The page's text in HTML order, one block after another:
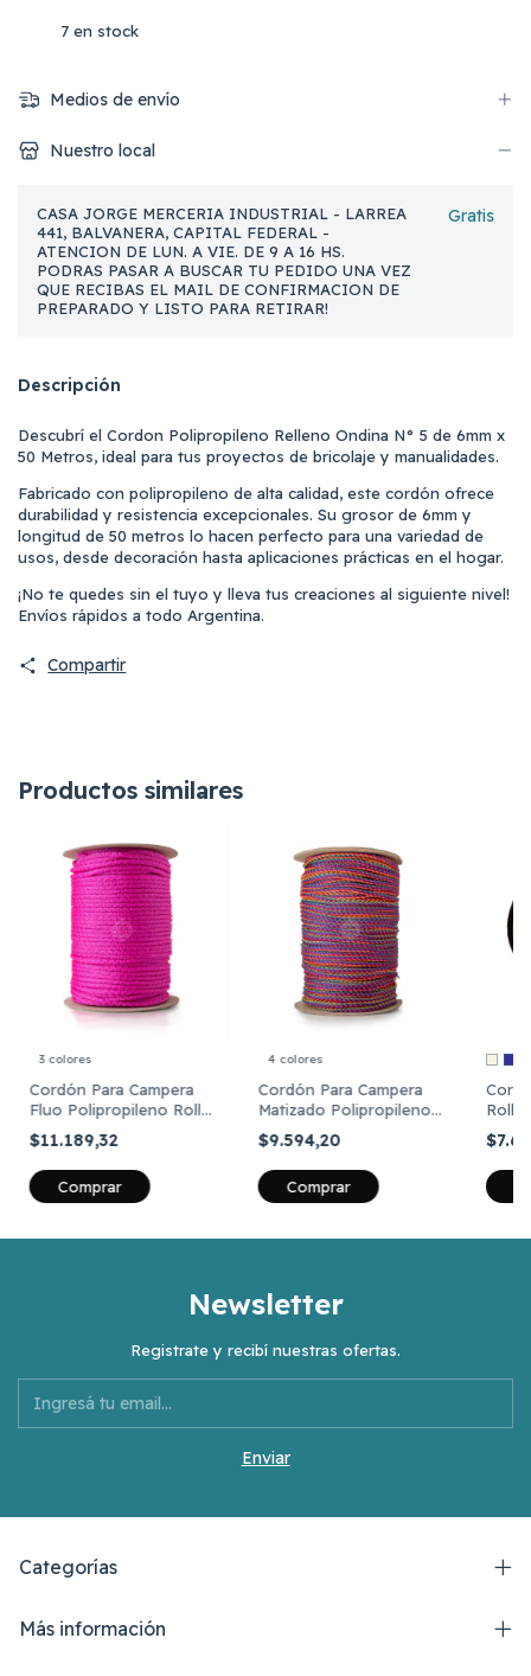
7en stock
Medios de envío
Nuestro local
CASA JORGE MERCERIA INDUSTRIAL - LARREA
441, BALVANERA, CAPITAL FEDERAL -
ATENCION DE LUN. A VIE. DE 9 A 16 HS.
PODRAS PASAR A BUSCAR TU PEDIDO UNA VEZ
QUE RECIBAS EL MAIL DE CONFIRMACION DE
PREPARADO Y LISTO PARA RETIRAR!
Gratis
Descripción
Descubrí el Cordon Polipropileno Relleno Ondina N° 5 de 6mm x
50 Metros, ideal para tus proyectos de bricolaje y manualidades.
Fabricado con polipropileno de alta calidad, este cordón ofrece
durabilidad y resistencia excepcionales. Su grosor de 6mm y
longitud de 50 metros lo hacen perfecto para una variedad de
usos, desde decoración hasta aplicaciones prácticas en el hogar.
¡No te quedes sin el tuyo y lleva tus creaciones al siguiente nivel!
Envíos rápidos a todo Argentina.
Compartir
Productos similares
3 colores
Cordón Para Campera
Fluo Polipropileno Rollo
X 100 Metros
$11.189,32
Comprar
4 colores
Cordón Para Campera
Matizado Polipropileno
Rollo X 100 Mts
$9.594,20
Comprar
Rollo
Newsletter
Registrate y recibí nuestras ofertas.
Categorías
Más información